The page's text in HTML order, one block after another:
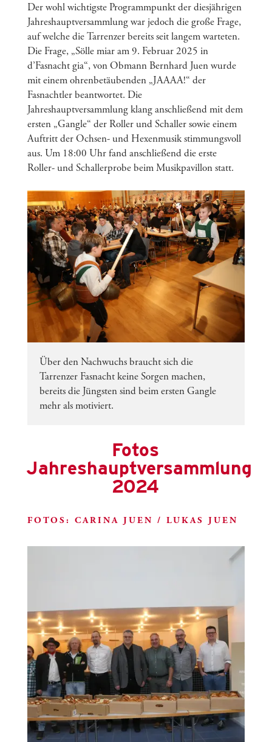
Der wohl wichtigste Programmpunkt der diesjährigen
Jahreshauptversammlung war jedoch die große Frage,
auf welche die Tarrenzer bereits seit langem warteten.
Die Frage, „Sölle miar am 9. Februar 2025 in
d’Fasnacht gia“, von Obmann Bernhard Juen wurde
mit einem ohrenbetäubenden „JAAAA!“ der
Fasnachtler beantwortet. Die
Jahreshauptversammlung klang anschließend mit dem
ersten „Gangle“ der Roller und Schaller sowie einem
Auftritt der Ochsen- und Hexenmusik stimmungsvoll
aus. Um 18:00 Uhr fand anschließend die erste
Roller- und Schallerprobe beim Musikpavillon statt.
Über den Nachwuchs braucht sich die
Tarrenzer Fasnacht keine Sorgen machen,
bereits die Jüngsten sind beim ersten Gangle
mehr als motiviert.
Fotos
Jahreshauptversammlung
2024
FOTOS: CARINA JUEN / LUKAS JUEN